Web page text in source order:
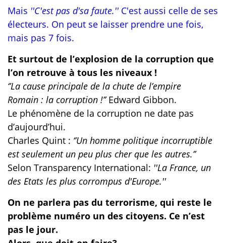
Mais ''C'est pas d'sa faute.''C'est aussi celle de ses
électeurs. On peut se laisser prendre une fois,
mais pas 7 fois.
Et surtout de l’explosion de la corruption que
l’on retrouve à tous les niveaux !
‘’La cause principale de la chute de l’empire
Romain : la corruption !’’Edward Gibbon.
Le phénomène de la corruption ne date pas
d’aujourd’hui.
Charles Quint : ‘’Un homme politique incorruptible
est seulement un peu plus cher que les autres.’’
Selon Transparency International: ''La France, un
des Etats les plus corrompus d'Europe.''
On ne parlera pas du terrorisme, qui reste le
problème numéro un des citoyens. Ce n’est
pas le jour.